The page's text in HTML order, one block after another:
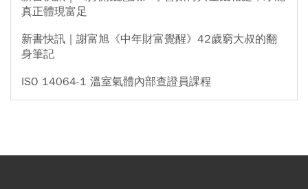
真正體現富足
新書快訊｜謝富旭《中年財富覺醒》42歲窮大叔的翻
身筆記
ISO 14064-1 溫室氣體內部查證員課程